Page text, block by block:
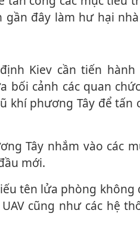
đây làm hư hại
bối cảnh các quan
khí phương Tây để tấn
mới.
cũng như các hệ